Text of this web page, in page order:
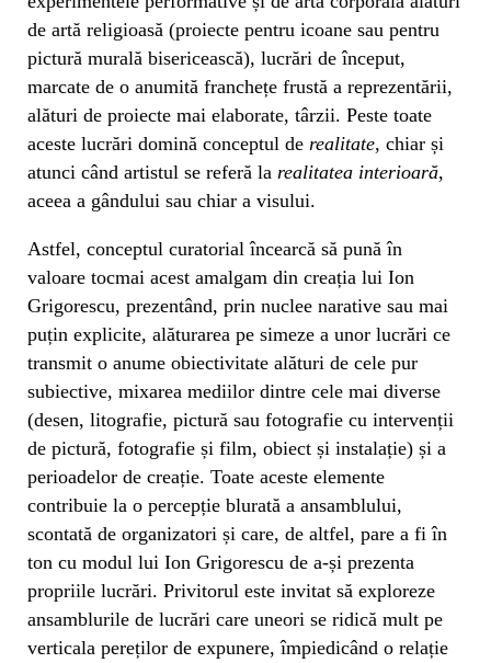
de artă religioasă (proiecte pentru icoane sau pentru
pictură murală bisericească), lucrări de început,
marcate de o anumită franchețe frustă a reprezentării,
alături de proiecte mai elaborate, târzii. Peste toate
aceste lucrări domină conceptul de realitate, chiar și
atunci când artistul se referă la realitatea interioară,
aceea a gândului sau chiar a visului.
Astfel, conceptul curatorial încearcă să pună în
valoare tocmai acest amalgam din creația lui Ion
Grigorescu, prezentând, prin nuclee narative sau mai
puțin explicite, alăturarea pe simeze a unor lucrări ce
transmit o anume obiectivitate alături de cele pur
subiective, mixarea mediilor dintre cele mai diverse
(desen, litografie, pictură sau fotografie cu intervenții
de pictură, fotografie și film, obiect și instalație) și a
perioadelor de creație. Toate aceste elemente
contribuie la o percepție blurată a ansamblului,
scontată de organizatori și care, de altfel, pare a fi în
ton cu modul lui Ion Grigorescu de a-și prezenta
propriile lucrări. Privitorul este invitat să exploreze
ansamblurile de lucrări care uneori se ridică mult pe
verticala pereților de expunere, împiedicând o relație